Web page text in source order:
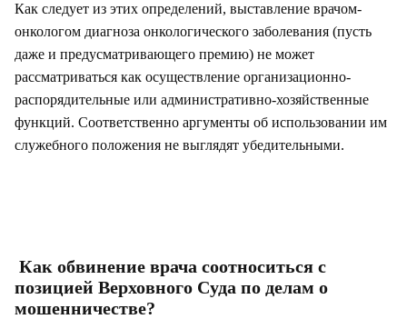
Как следует из этих определений, выставление врачом-
онкологом диагноза онкологического заболевания (пусть
даже и предусматривающего премию) не может
рассматриваться как осуществление организационно-
распорядительные или административно-хозяйственные
функций. Соответственно аргументы об использовании им
служебного положения не выглядят убедительными.
Как обвинение врача соотноситься с
позицией Верховного Суда по делам о
мошенничестве?